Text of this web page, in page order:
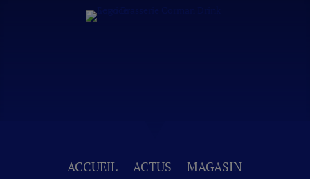
ACCUEIL ACTUS
MAGASIN